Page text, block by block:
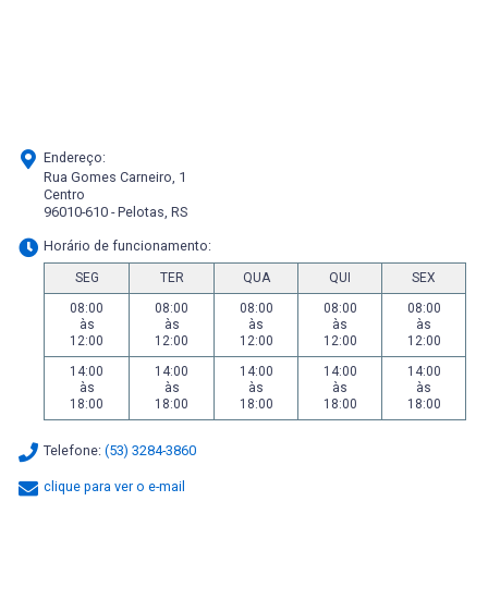
Endereço:
Rua Gomes Carneiro, 1
Centro
96010-610 - Pelotas, RS
Horário de funcionamento:
SEG TER QUA QUI
SEX
08:00
às
12:00
08:00
às
12:00
08:00
às
12:00
08:00
às
12:00
08:00
às
12:00
14:00
às
18:00
14:00
às
18:00
14:00
às
18:00
14:00
às
18:00
14:00
às
18:00
Telefone: (53) 3284-3860
clique para ver o e-mail